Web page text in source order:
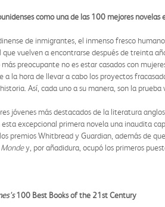
como una de las 100 mejores novelas
de inmigrantes, el inmenso fresco
vuelven a encontrarse después de treinta
preocupante no es estar casados con
a la hora de llevar a cabo los proyectos
Así, cada uno a su manera, son la
jóvenes más destacados de la literatura
excepcional primera novela una inaudita
premios Whitbread y Guardian, además de
Mondey, por añadidura, ocupó los primeros
100 Best Books of the 21st Century